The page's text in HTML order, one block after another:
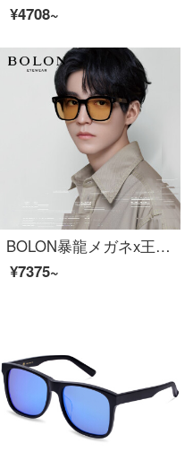
¥4708~
BOLON暴龍メガネx王俊凱連名サングラスサングラスサングラスサングラスサングラスサングラスサングラス【ギフトボックス】BL 3038 E 11-透灰変色
¥7375~